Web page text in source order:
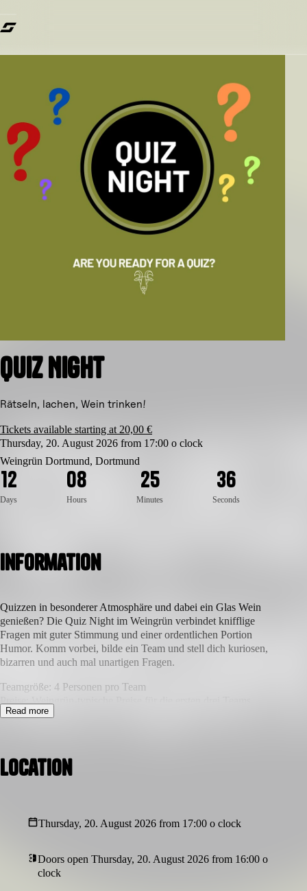
Quiz Night
Rätseln, lachen, Wein trinken!
Tickets available starting at 20,00 €
Thursday, 20. August 2026 from 17:00 o clock
Weingrün Dortmund, Dortmund
12
Days
08
Hours
25
Minutes
36
5
Seconds
Information
Quizzen in besonderer Atmosphäre und dabei ein Glas Wein
genießen? Die Quiz Night im Weingrün verbindet knifflige
Fragen mit guter Stimmung und einer ordentlichen Portion
Humor. Komm vorbei, bilde ein Team und stell dich kuriosen,
bizarren und auch mal unartigen Fragen.
Teamgröße: 4 Personen pro Team
den Abend und sorgt dafür, dass nicht nur Wissen, sondern vor
– diese Veranstaltung in Dortmund garantiert einen
Read more
Location
Thursday, 20. August 2026 from 17:00 o clock
Doors open Thursday, 20. August 2026 from 16:00 o
clock